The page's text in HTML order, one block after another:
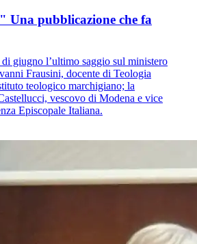
Una pubblicazione che fa
giugno l’ultimo saggio sul ministero
Frausini, docente di Teologia
teologico marchigiano; la
vescovo di Modena e vice
Episcopale Italiana.